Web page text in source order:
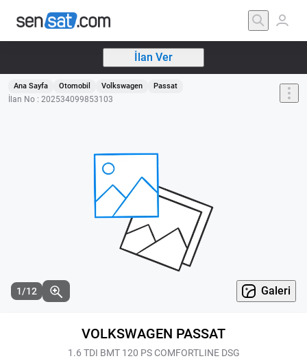
İlan Ver
Ana Sayfa Otomobil Volkswagen Passat
İlan No : 202534099853103
1/12 Galeri
VOLKSWAGEN PASSAT
1.6 TDI BMT 120 PS COMFORTLINE DSG